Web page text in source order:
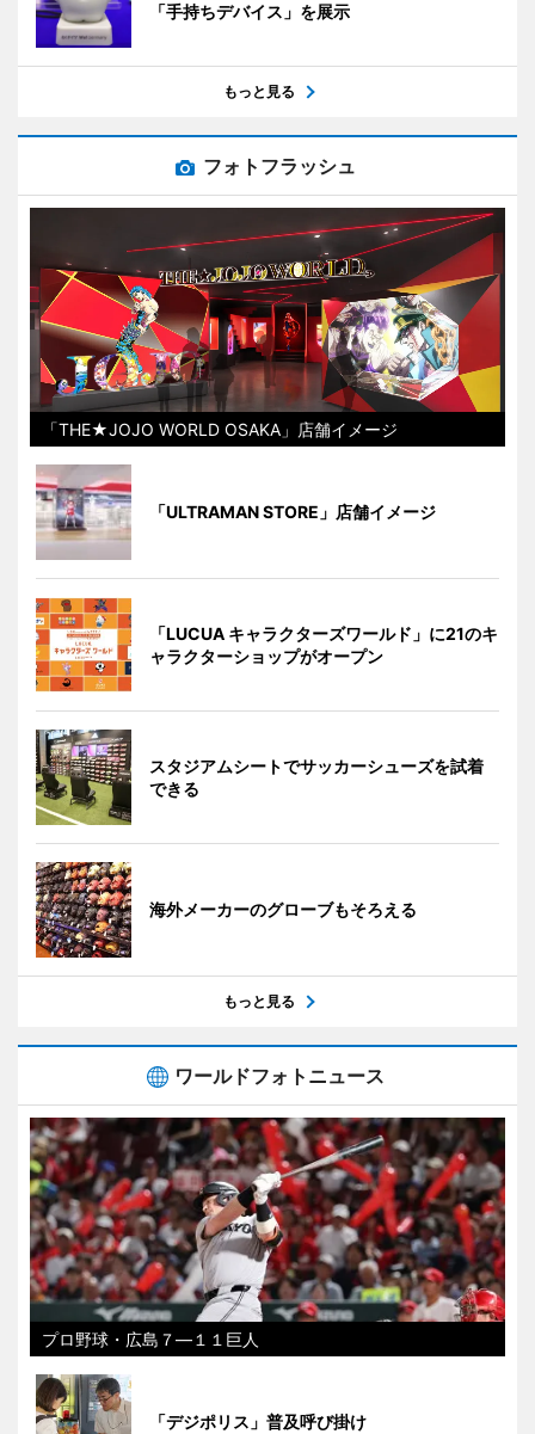
「手持ちデバイス」を展示
もっと見る
フォトフラッシュ
「THE★JOJO WORLD OSAKA」店舗イメージ
「ULTRAMAN STORE」店舗イメージ
「LUCUA キャラクターズワールド」に21のキ
ャラクターショップがオープン
スタジアムシートでサッカーシューズを試着
できる
海外メーカーのグローブもそろえる
もっと見る
ワールドフォトニュース
プロ野球・広島７―１１巨人
「デジポリス」普及呼び掛け